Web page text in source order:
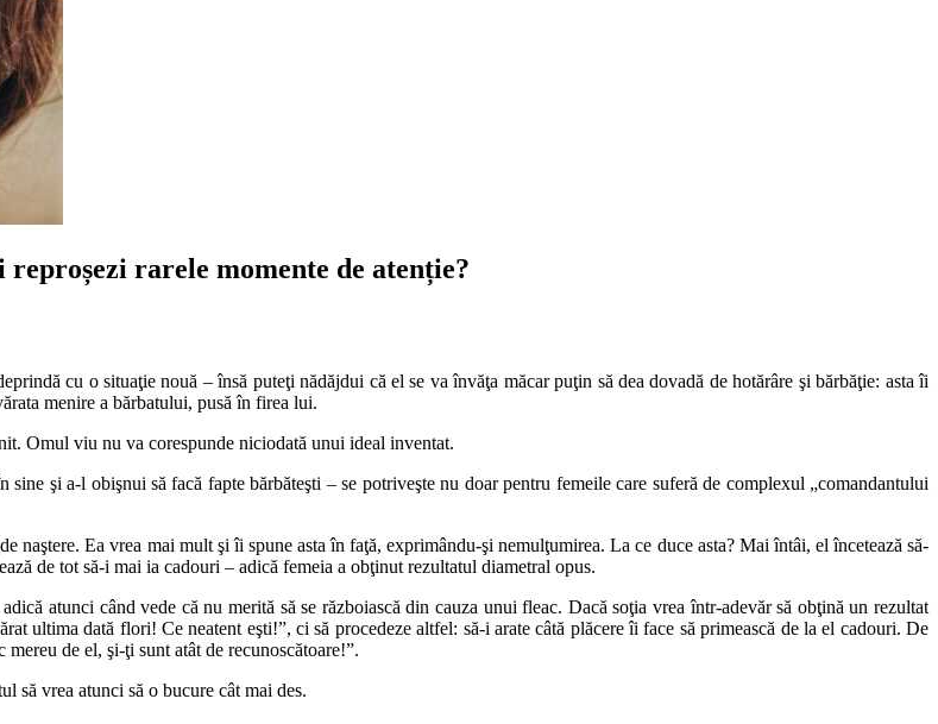
rarele momente de atenție?
cu o situaţie nouă – însă puteţi nădăjdui că el se va învăţa măcar puţin să dea dovadă de hotărâre şi bărbăţie: asta îi
menire a bărbatului, pusă în firea lui.
Omul viu nu va corespunde niciodată unui ideal inventat.
şi a-l obişnui să facă fapte bărbăteşti – se potriveşte nu doar pentru femeile care suferă de complexul „comandantului
Ea vrea mai mult şi îi spune asta în faţă, exprimându-şi nemulţumirea. La ce duce asta? Mai întâi, el încetează să-
de tot să-i mai ia cadouri – adică femeia a obţinut rezultatul diametral opus.
atunci când vede că nu merită să se războiască din cauza unui fleac. Dacă soţia vrea într-adevăr să obţină un rezultat
ultima dată flori! Ce neatent eşti!”, ci să procedeze altfel: să-i arate câtă plăcere îi face să primească de la el cadouri. De
de el, şi-ţi sunt atât de recunoscătoare!”.
să vrea atunci să o bucure cât mai des.